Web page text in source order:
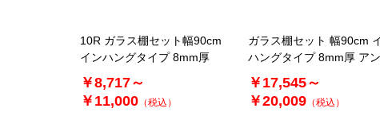
10R ガラス棚セット幅90cm
インハングタイプ 8mm厚
￥8,717～
￥11,000 （税込）
ガラス棚セット 幅90cm
ハングタイプ 8mm厚 アン
ィークゴールド〔ストエキ
リジナル〕
￥17,545～
￥20,009 （税込）